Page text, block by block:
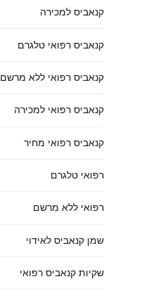
קנאביס למכירה
קנאביס רפואי טלגרם
קנאביס רפואי ללא מרשם
קנאביס רפואי למכירה
קנאביס רפואי מחיר
רפואי טלגרם
רפואי ללא מרשם
שמן קנאביס לאידוי
שקיות קנאביס רפואי